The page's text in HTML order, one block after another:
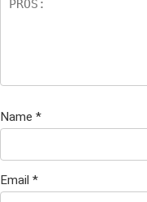
Name *
Email *